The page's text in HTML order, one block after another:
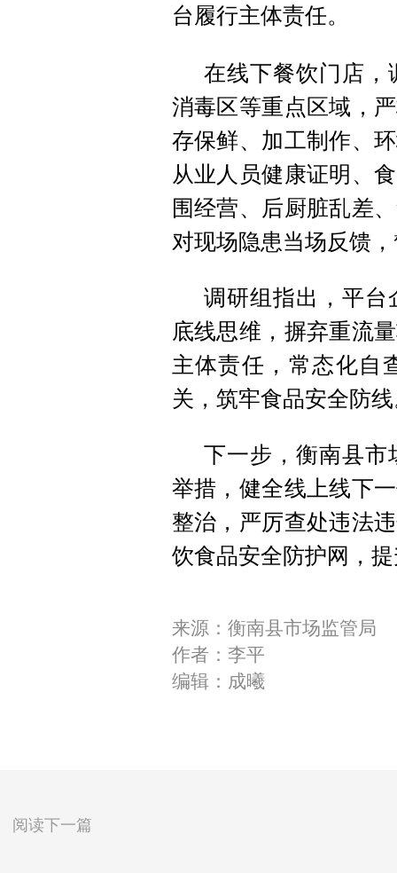
台履行主体责任。
在线下餐饮门店，
消毒区等重点区域，
存保鲜、加工制作、
从业人员健康证明、
围经营、后厨脏乱差
对现场隐患当场反馈
调研组指出，平台
底线思维，摒弃重流
主体责任，常态化自
关，筑牢食品安全防
下一步，衡南县市
举措，健全线上线下
整治，严厉查处违法
饮食品安全防护网，
来源：衡南县市场监管局
作者：李平
编辑：成曦
阅读下一篇